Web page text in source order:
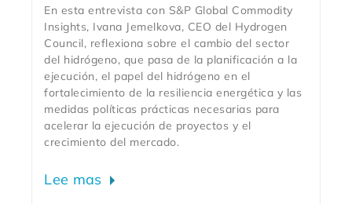
En esta entrevista con S&P Global Commodity
Insights, Ivana Jemelkova, CEO del Hydrogen
Council, reflexiona sobre el cambio del sector
del hidrógeno, que pasa de la planificación a la
ejecución, el papel del hidrógeno en el
fortalecimiento de la resiliencia energética y las
medidas políticas prácticas necesarias para
acelerar la ejecución de proyectos y el
crecimiento del mercado.
Lee mas